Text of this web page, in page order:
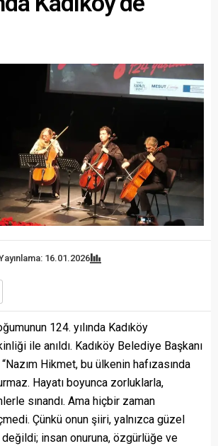
16.01.2026
124. yılında Kadıköy
ile anıldı. Kadıköy Belediye Başkanı
Hikmet, bu ülkenin hafızasında
Hayatı boyunca zorluklarla,
sınandı. Ama hiçbir zaman
Çünkü onun şiiri, yalnızca güzel
insan onuruna, özgürlüğe ve